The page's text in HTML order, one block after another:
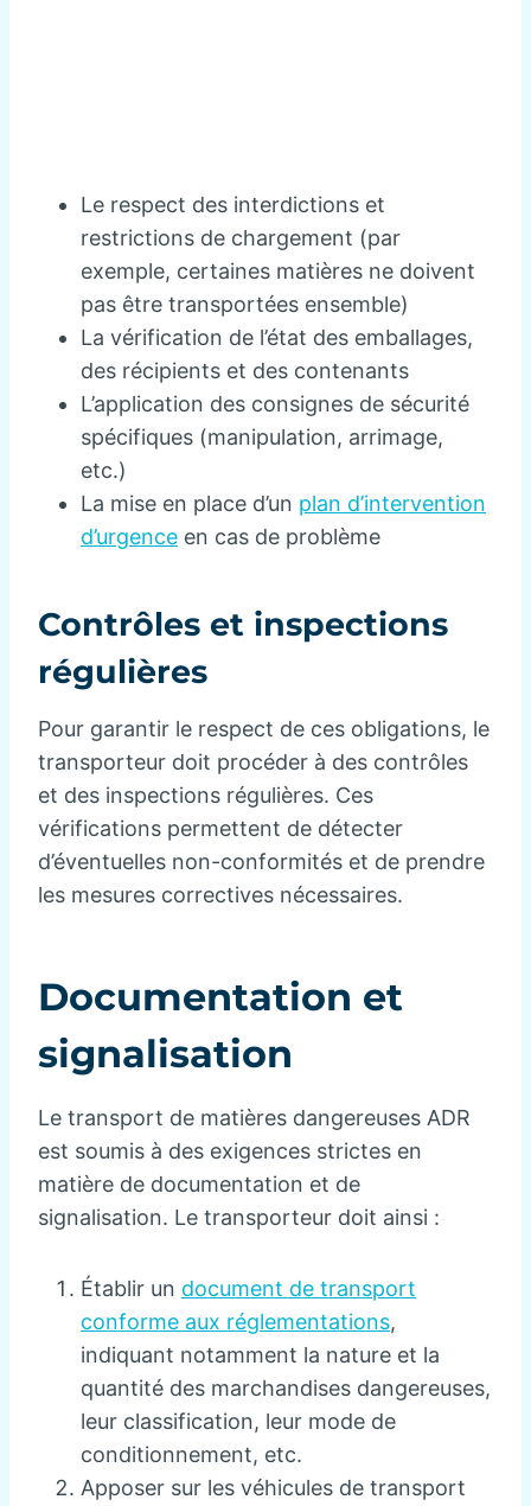
Le respect des interdictions et
restrictions de chargement (par
exemple, certaines matières ne doivent
pas être transportées ensemble)
La vérification de l’état des emballages,
des récipients et des contenants
L’application des consignes de sécurité
spécifiques (manipulation, arrimage,
etc.)
La mise en place d’un plan d’intervention
d’urgence en cas de problème
Contrôles et inspections
régulières
Pour garantir le respect de ces obligations, le
transporteur doit procéder à des contrôles
et des inspections régulières. Ces
vérifications permettent de détecter
d’éventuelles non-conformités et de prendre
les mesures correctives nécessaires.
Documentation et
signalisation
Le transport de matières dangereuses ADR
est soumis à des exigences strictes en
matière de documentation et de
signalisation. Le transporteur doit ainsi :
Établir un document de transport
conforme aux réglementations,
indiquant notamment la nature et la
quantité des marchandises dangereuses,
leur classification, leur mode de
conditionnement, etc.
Apposer sur les véhicules de transport